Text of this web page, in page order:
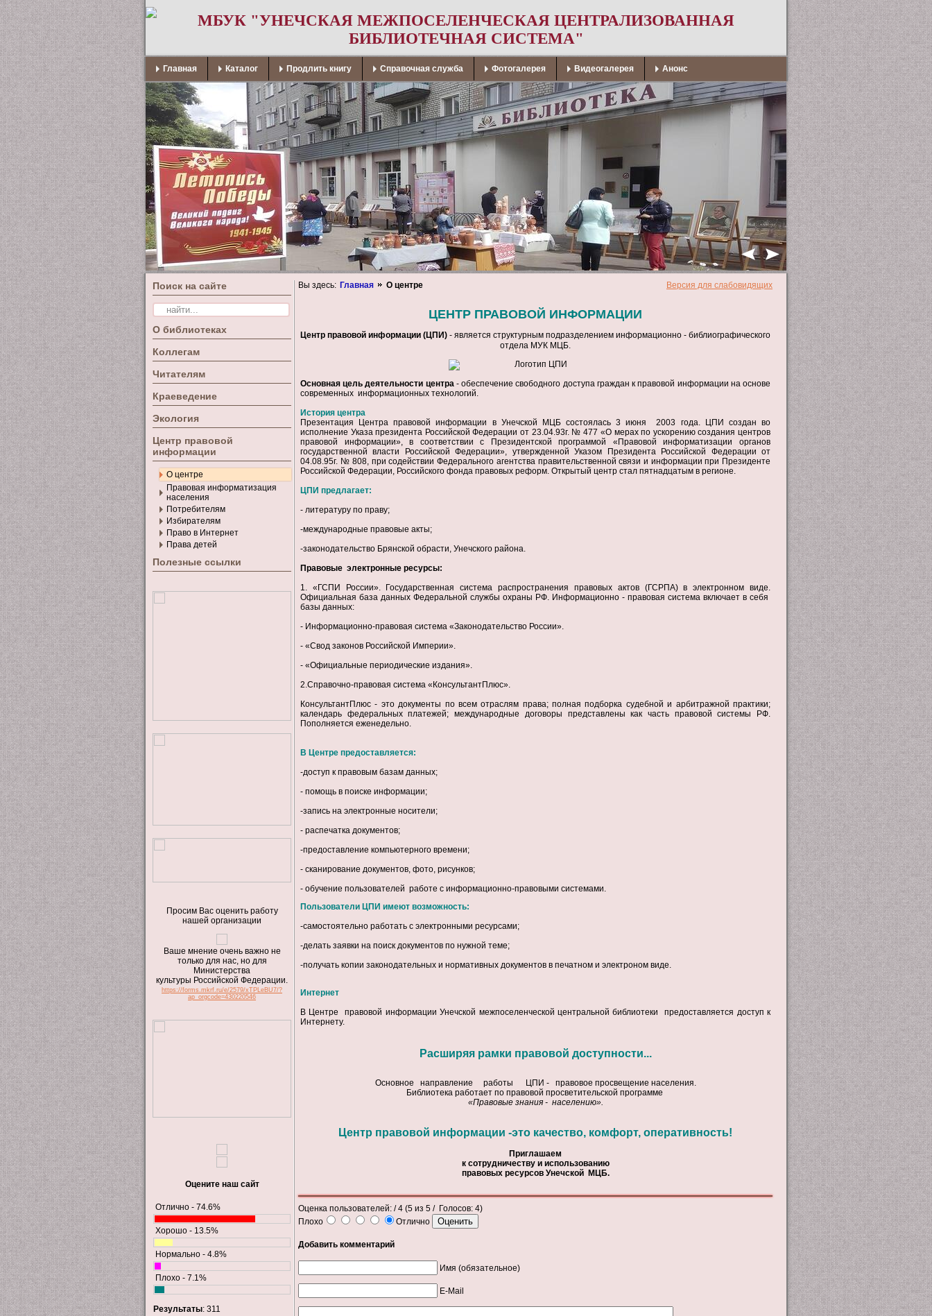
МБУК "УНЕЧСКАЯ МЕЖПОСЕЛЕНЧЕСКАЯ ЦЕНТРАЛИЗОВАННАЯ
БИБЛИОТЕЧНАЯ СИСТЕМА"
Главная Каталог Продлить книгу Справочная служба Фотогалерея Видеогалерея Анонс
Поиск на сайте
О библиотеках
Коллегам
Читателям
Краеведение
Экология
Центр правовой
информации
О центре
Правовая информатизация
населения
Потребителям
Избирателям
Право в Интернет
Права детей
Полезные ссылки
Просим Вас оценить работу
нашей организации
Ваше мнение очень важно не
только для нас, но для
Министерства
культуры Российской Федерации.
https://forms.mkrf.ru/e/2579/xTPLeBU7/?
ap_orgcode=430220546
Оцените наш сайт
Отлично - 74.6%
Хорошо - 13.5%
Нормально - 4.8%
Плохо - 7.1%
Результаты: 311
Вы здесь: Главная О центре Версия для слабовидящих
ЦЕНТР ПРАВОВОЙ ИНФОРМАЦИИ
Центр правовой информации (ЦПИ) - является структурным подразделением информационно - библиографического
отдела МУК МЦБ.
Основная цель деятельности центра - обеспечение свободного доступа граждан к правовой информации на основе
современных информационных технологий.
История центра
Презентация Центра правовой информации в Унечской МЦБ состоялась 3 июня 2003 года. ЦПИ создан во
исполнение Указа президента Российской Федерации от 23.04.93г. № 477 «О мерах по ускорению создания центров
правовой информации», в соответствии с Президентской программой «Правовой информатизации органов
государственной власти Российской Федерации», утвержденной Указом Президента Российской Федерации от
04.08.95г. № 808, при содействии Федерального агентства правительственной связи и информации при Президенте
Российской Федерации, Российского фонда правовых реформ. Открытый центр стал пятнадцатым в регионе.
ЦПИ предлагает:
- литературу по праву;
-международные правовые акты;
-законодательство Брянской обрасти, Унечского района.
Правовые электронные ресурсы:
1. «ГСПИ России». Государственная система распространения правовых актов (ГСРПА) в электронном виде.
Официальная база данных Федеральной службы охраны РФ. Информационно - правовая система включает в себя
базы данных:
- Информационно-правовая система «Законодательство России».
- «Свод законов Российской Империи».
- «Официальные периодические издания».
2.Справочно-правовая система «КонсультантПлюс».
КонсультантПлюс - это документы по всем отраслям права; полная подборка судебной и арбитражной практики;
календарь федеральных платежей; международные договоры представлены как часть правовой системы РФ.
Пополняется еженедельно.
В Центре предоставляется:
-доступ к правовым базам данных;
- помощь в поиске информации;
-запись на электронные носители;
- распечатка документов;
-предоставление компьютерного времени;
- сканирование документов, фото, рисунков;
- обучение пользователей работе с информационно-правовыми системами.
Пользователи ЦПИ имеют возможность:
-самостоятельно работать с электронными ресурсами;
-делать заявки на поиск документов по нужной теме;
-получать копии законодательных и нормативных документов в печатном и электроном виде.
Интернет
В Центре правовой информации Унечской межпоселенческой центральной библиотеки предоставляется доступ к
Интернету.
Расширяя рамки правовой доступности...
Основное направление работы ЦПИ - правовое просвещение населения.
Библиотека работает по правовой просветительской программе
«Правовые знания - населению».
Центр правовой информации -это качество, комфорт, оперативность!
Приглашаем
к сотрудничеству и использованию
правовых ресурсов Унечской МЦБ.
Оценка пользователей: / 4 (5 из 5 / Голосов: 4)
Плохо
Отлично
Добавить комментарий
Имя (обязательное)
E-Mail